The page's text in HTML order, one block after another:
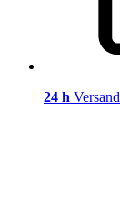
24 h Versand